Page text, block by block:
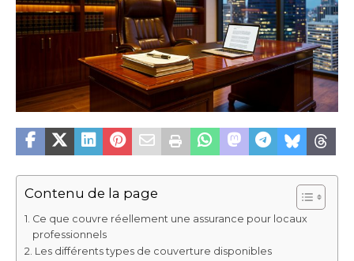
Contenu de la page
Ce que couvre réellement une assurance pour locaux
professionnels
Les différents types de couverture disponibles